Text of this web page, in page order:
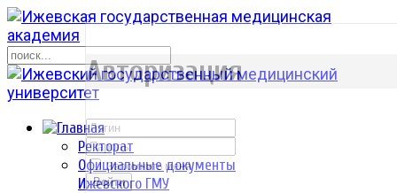
Ректорат
Официальные документы
Ижевского ГМУ
р
Авторизация
Запомнить меня
Войти